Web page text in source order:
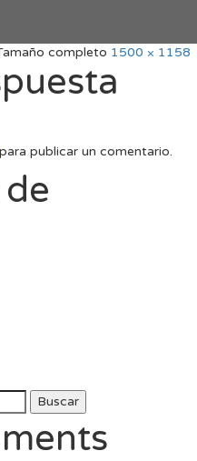
completo 1500 × 1158
para publicar un comentario.
Buscar